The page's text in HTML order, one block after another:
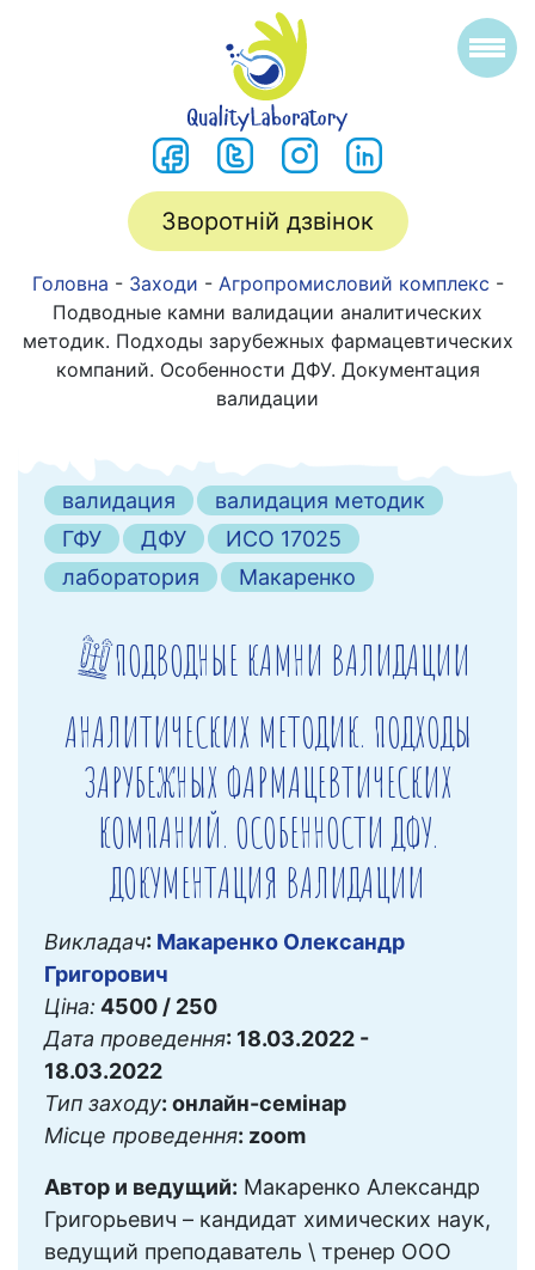
Зворотній дзвінок
Головна - Заходи - Агропромисловий комплекс -
Подводные камни валидации аналитических
методик. Подходы зарубежных фармацевтических
компаний. Особенности ДФУ. Документация
валидации
валидация
валидация методик
ГФУ
ДФУ
ИСО 17025
лаборатория
Макаренко
ПОДВОДНЫЕ КАМНИ ВАЛИДАЦИИ
АНАЛИТИЧЕСКИХ МЕТОДИК. ПОДХОДЫ
ЗАРУБЕЖНЫХ ФАРМАЦЕВТИЧЕСКИХ
КОМПАНИЙ. ОСОБЕННОСТИ ДФУ.
ДОКУМЕНТАЦИЯ ВАЛИДАЦИИ
Викладач: Макаренко Олександр
Григорович
Ціна: 4500 / 250
Дата проведення: 18.03.2022 -
18.03.2022
Тип заходу: онлайн-семінар
Місце проведення: zoom
Автор и ведущий: Макаренко Александр
Григорьевич – кандидат химических наук,
ведущий преподаватель \ тренер ООО